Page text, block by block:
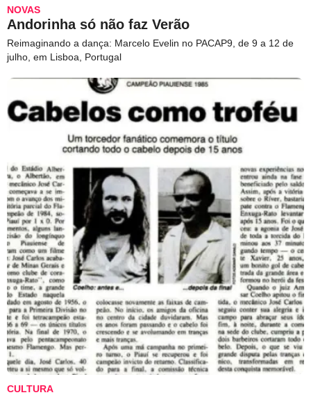
NOVAS
Andorinha só não faz Verão
Reimaginando a dança: Marcelo Evelin no PACAP9, de 9 a 12 de
julho, em Lisboa, Portugal
CULTURA